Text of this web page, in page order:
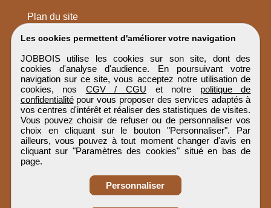
Les cookies permettent d'améliorer votre navigation
JOBBOIS utilise les cookies sur son site, dont des
cookies d'analyse d'audience. En poursuivant votre
navigation sur ce site, vous acceptez notre utilisation de
cookies, nos CGV / CGU et notre politique de
confidentialitépour vous proposer des services adaptés à
vos centres d'intérêt et réaliser des statistiques de visites.
Vous pouvez choisir de refuser ou de personnaliser vos
choix en cliquant sur le bouton "Personnaliser". Par
ailleurs, vous pouvez à tout moment changer d'avis en
cliquant sur "Paramètres des cookies" situé en bas de
page.
Personnaliser
Plan du site